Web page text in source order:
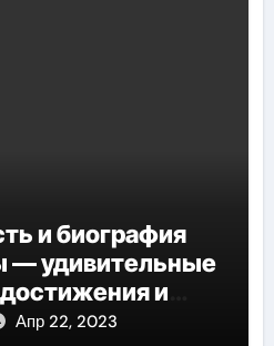
и биография
— удивительные
и
к успеху
Апр 22, 2023